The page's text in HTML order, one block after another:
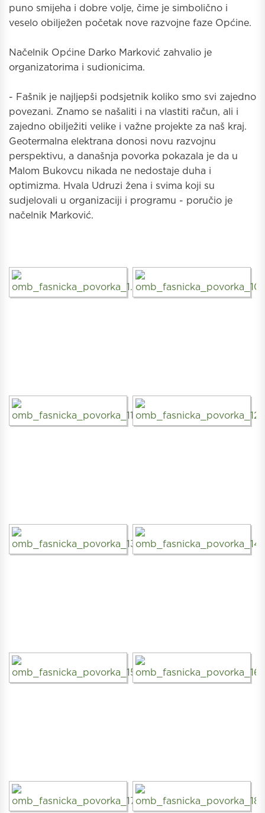
puno smijeha i dobre volje, čime je simbolično i
veselo obilježen početak nove razvojne faze Općine.
Načelnik Općine Darko Marković zahvalio je
organizatorima i sudionicima.
- Fašnik je najljepši podsjetnik koliko smo svi zajedno
povezani. Znamo se našaliti i na vlastiti račun, ali i
zajedno obilježiti velike i važne projekte za naš kraj.
Geotermalna elektrana donosi novu razvojnu
perspektivu, a današnja povorka pokazala je da u
Malom Bukovcu nikada ne nedostaje duha i
optimizma. Hvala Udruzi žena i svima koji su
sudjelovali u organizaciji i programu - poručio je
načelnik Marković.